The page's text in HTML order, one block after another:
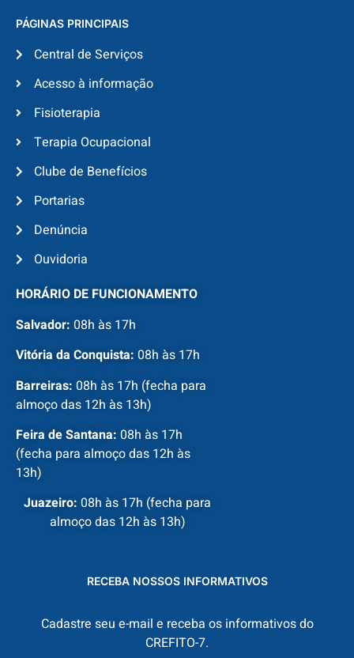
PÁGINAS PRINCIPAIS
Central de Serviços
Acesso à informação
Fisioterapia
Terapia Ocupacional
Clube de Benefícios
Portarias
Denúncia
Ouvidoria
HORÁRIO DE FUNCIONAMENTO
Salvador: 08h às 17h
Vitória da Conquista: 08h às 17h
Barreiras: 08h às 17h (fecha para
almoço das 12h às 13h)
Feira de Santana: 08h às 17h
(fecha para almoço das 12h às
13h)
Juazeiro: 08h às 17h (fecha para
almoço das 12h às 13h)
RECEBA NOSSOS INFORMATIVOS
Cadastre seu e-mail e receba os informativos do
CREFITO-7.